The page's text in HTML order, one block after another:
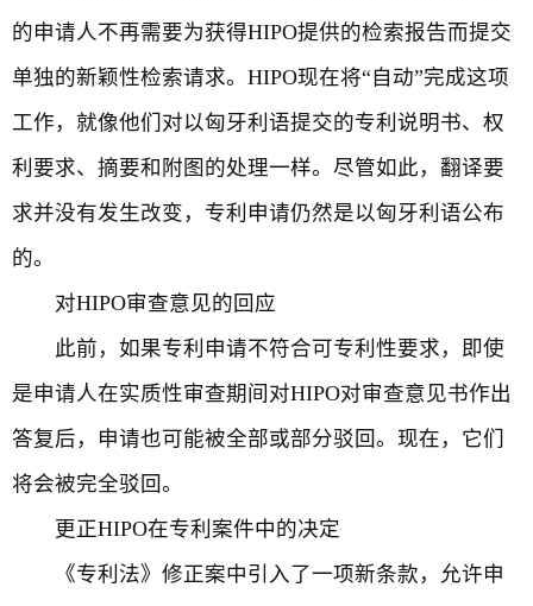
的申请人不再需要为获得HIPO提供的检索报告而提交
单独的新颖性检索请求。HIPO现在将“自动”完成这项
工作，就像他们对以匈牙利语提交的专利说明书、权
利要求、摘要和附图的处理一样。尽管如此，翻译要
求并没有发生改变，专利申请仍然是以匈牙利语公布
的。
对HIPO审查意见的回应
此前，如果专利申请不符合可专利性要求，即使
是申请人在实质性审查期间对HIPO对审查意见书作出
答复后，申请也可能被全部或部分驳回。现在，它们
将会被完全驳回。
更正HIPO在专利案件中的决定
《专利法》修正案中引入了一项新条款，允许申